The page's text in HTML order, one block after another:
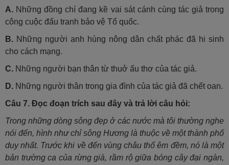
A. Những đồng chí đang kề vai sát cánh cùng tác giả trong
công cuộc đấu tranh bảo vệ Tổ quốc.
B. Những người anh hùng nông dân chất phác đã hi sinh
cho cách mạng.
C. Những người bạn thân từ thuở ấu thơ của tác giả.
D. Những người thân trong gia đình của tác giả đã chết oan.
Câu 7. Đọc đoạn trích sau đây và trả lời câu hỏi:
Trong những dòng sông đẹp ở các nước mà tôi thường nghe
nói đến, hình như chỉ sông Hương là thuộc về một thành phố
duy nhất. Trước khi về đến vùng châu thổ êm đềm, nó là một
bản trường ca của rừng già, rầm rộ giữa bóng cây đại ngàn,